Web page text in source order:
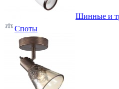
Шинные и
Споты